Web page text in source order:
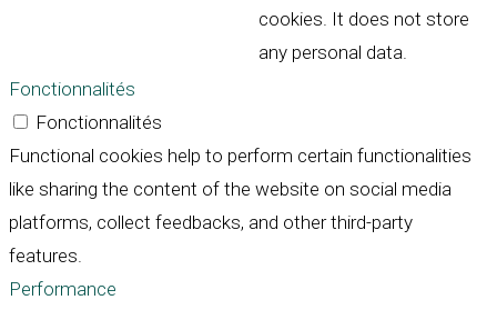
cookies. It does not store
any personal data.
Fonctionnalités
Fonctionnalités
Functional cookies help to perform certain functionalities
like sharing the content of the website on social media
platforms, collect feedbacks, and other third-party
features.
Performance